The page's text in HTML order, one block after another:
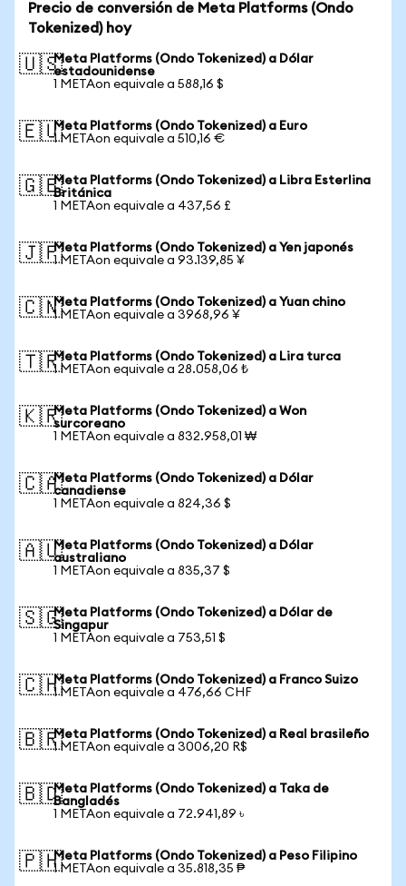
Precio de conversión de Meta Platforms (Ondo
Tokenized) hoy
🇺🇸Meta Platforms (Ondo Tokenized) a Dólar
estadounidense
1 METAon equivale a 588,16 $
🇪🇺Meta Platforms (Ondo Tokenized) a Euro
1 METAon equivale a 510,16 €
🇬🇧Meta Platforms (Ondo Tokenized) a Libra Esterlina
Británica
1 METAon equivale a 437,56 £
🇯🇵Meta Platforms (Ondo Tokenized) a Yen japonés
1 METAon equivale a 93.139,85 ¥
🇨🇳Meta Platforms (Ondo Tokenized) a Yuan chino
1 METAon equivale a 3968,96 ¥
🇹🇷Meta Platforms (Ondo Tokenized) a Lira turca
1 METAon equivale a 28.058,06 ₺
🇰🇷Meta Platforms (Ondo Tokenized) a Won
surcoreano
1 METAon equivale a 832.958,01 ₩
🇨🇦Meta Platforms (Ondo Tokenized) a Dólar
canadiense
1 METAon equivale a 824,36 $
🇦🇺Meta Platforms (Ondo Tokenized) a Dólar
australiano
1 METAon equivale a 835,37 $
🇸🇬Meta Platforms (Ondo Tokenized) a Dólar de
Singapur
1 METAon equivale a 753,51 $
🇨🇭Meta Platforms (Ondo Tokenized) a Franco Suizo
1 METAon equivale a 476,66 CHF
🇧🇷Meta Platforms (Ondo Tokenized) a Real brasileño
1 METAon equivale a 3006,20 R$
🇧🇩Meta Platforms (Ondo Tokenized) a Taka de
Bangladés
1 METAon equivale a 72.941,89 ৳
🇵🇭Meta Platforms (Ondo Tokenized) a Peso Filipino
1 METAon equivale a 35.818,35 ₱